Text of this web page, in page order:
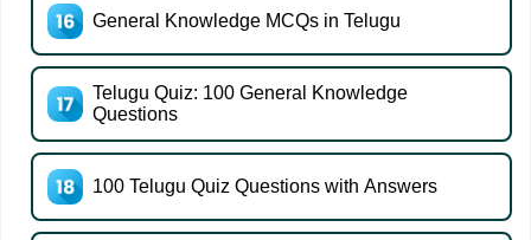
General Knowledge MCQs in Telugu
Telugu Quiz: 100 General Knowledge
Questions
100 Telugu Quiz Questions with Answers